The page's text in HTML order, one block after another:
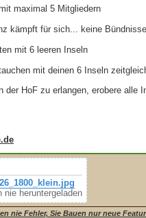
maximal 5 Mitgliedern
kämpft für sich... keine Bündnisse
mit 6 leeren Inseln
mit deinen 6 Inseln
der HoF zu erlangen, erobere alle
nie heruntergeladen
nie Fehler, Sie Bauen nur neue